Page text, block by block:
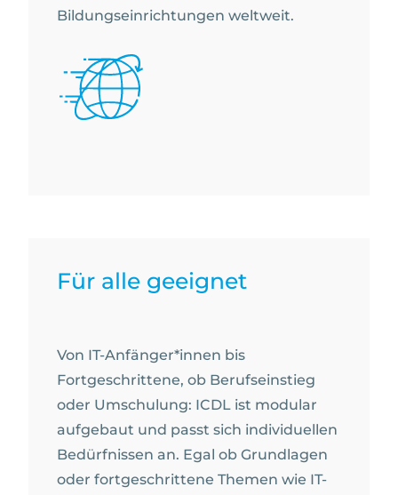
Bildungseinrichtungen weltweit.
Für alle geeignet
Von IT-Anfänger*innen bis
Fortgeschrittene, ob Berufseinstieg
oder Umschulung: ICDL ist modular
aufgebaut und passt sich individuellen
Bedürfnissen an. Egal ob Grundlagen
oder fortgeschrittene Themen wie IT-